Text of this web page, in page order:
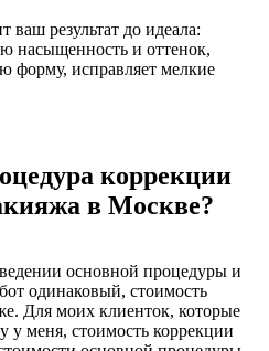
ваш результат до идеала:
насыщенность и оттенок,
форму, исправляет мелкие
коррекции
в Москве?
основной процедуры и
одинаковый, стоимость
Для моих клиенток, которые
меня, стоимость коррекции